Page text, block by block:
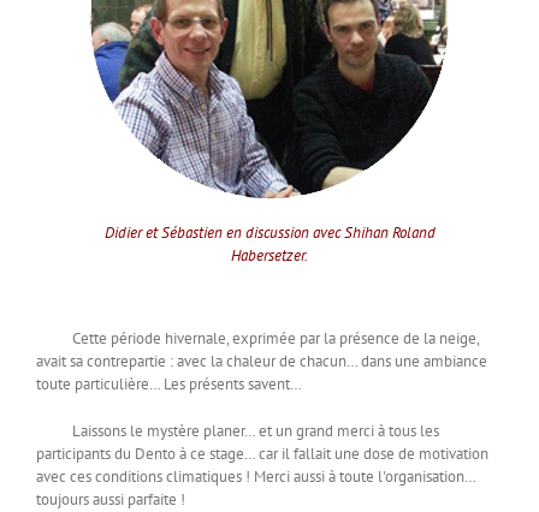
Didier et Sébastien en discussion avec Shihan Roland
Habersetzer.
Cette période hivernale, exprimée par la présence de la neige,
avait sa contrepartie : avec la chaleur de chacun… dans une ambiance
toute particulière… Les présents savent…
Laissons le mystère planer… et un grand merci à tous les
participants du Dento à ce stage… car il fallait une dose de motivation
avec ces conditions climatiques ! Merci aussi à toute l'organisation…
toujours aussi parfaite !